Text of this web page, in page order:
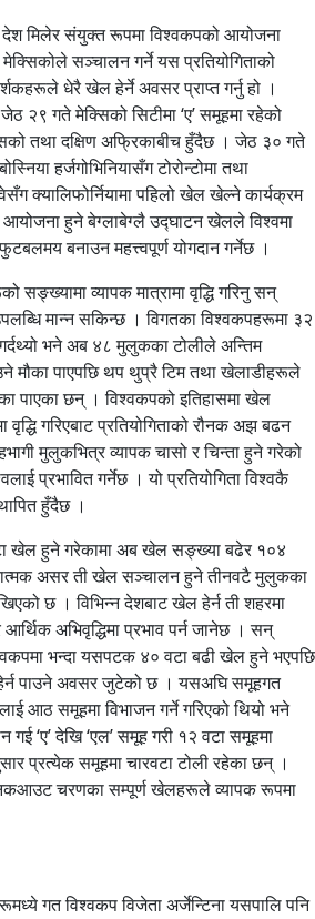
देश मिलेर संयुक्त रूपमा विश्वकपको आयोजना
सञ्चालन गर्ने यस प्रतियोगिताको
धेरै खेल हेर्ने अवसर प्राप्त गर्नु हो ।
२९ गते मेक्सिको सिटीमा ‘ए’ समूहमा रहेको
तथा दक्षिण अफ्रिकाबीच हुँदैछ । जेठ ३० गते
हर्जगोभिनियासँग टोरोन्टोमा तथा
क्यालिफोर्नियामा पहिलो खेल खेल्ने कार्यक्रम
आयोजना हुने बेग्लाबेग्लै उद्घाटन खेलले विश्वमा
बनाउन महत्त्वपूर्ण योगदान गर्नेछ ।
सङ्ख्यामा व्यापक मात्रामा वृद्धि गरिनु सन्
मान्न सकिन्छ । विगतका विश्वकपहरूमा ३२
भने अब ४८ मुलुकका टोलीले अन्तिम
मौका पाएपछि थप थुप्रै टिम तथा खेलाडीहरूले
पाएका छन् । विश्वकपको इतिहासमा खेल
गरिएबाट प्रतियोगिताको रौनक अझ बढन
मुलुकभित्र व्यापक चासो र चिन्ता हुने गरेको
प्रभावित गर्नेछ । यो प्रतियोगिता विश्वकै
हुँदैछ ।
खेल हुने गरेकामा अब खेल सङ्ख्या बढेर १०४
असर ती खेल सञ्चालन हुने तीनवटै मुलुकका
छ । विभिन्न देशबाट खेल हेर्न ती शहरमा
अभिवृद्धिमा प्रभाव पर्न जानेछ । सन्
भन्दा यसपटक ४० वटा बढी खेल हुने भएपछि
पाउने अवसर जुटेको छ । यसअघि समूहगत
आठ समूहमा विभाजन गर्ने गरिएको थियो भने
‘ए’ देखि ‘एल’ समूह गरी १२ वटा समूहमा
प्रत्येक समूहमा चारवटा टोली रहेका छन् ।
चरणका सम्पूर्ण खेलहरूले व्यापक रूपमा
गत विश्वकप विजेता अर्जेन्टिना यसपालि पनि